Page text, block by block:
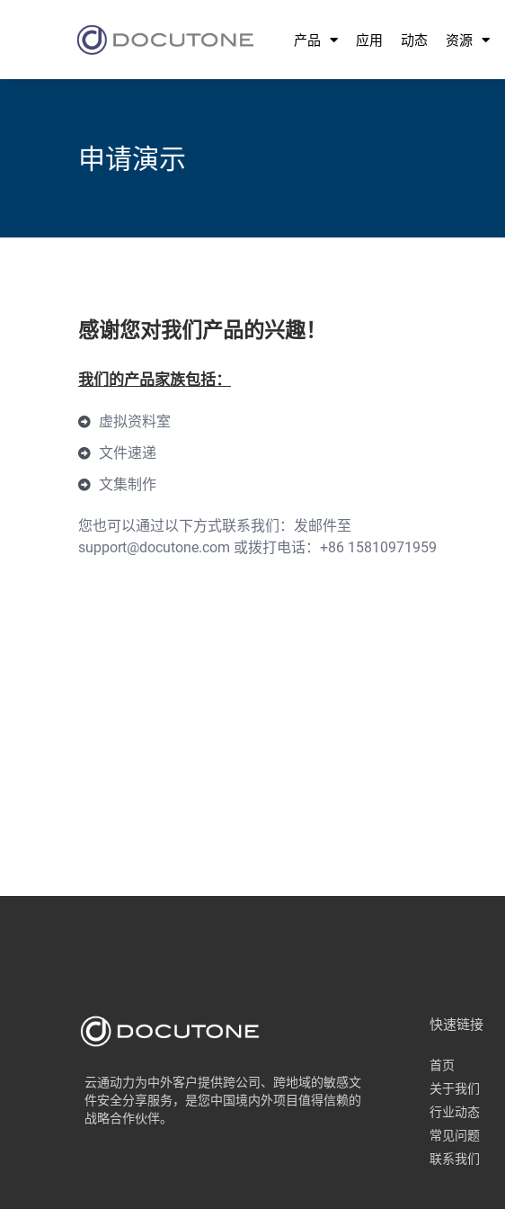
产品 应用 动态 资源
申请演示
感谢您对我们产品的兴趣！
我们的产品家族包括：
虚拟资料室
文件速递
文集制作
您也可以通过以下方式联系我们：发邮件至
support@docutone.com 或拨打电话：+86 15810971959
云通动力为中外客户提供跨公司、跨地域的敏感文
件安全分享服务，是您中国境内外项目值得信赖的
战略合作伙伴。
快速链接
首页
关于我们
行业动态
常见问题
联系我们